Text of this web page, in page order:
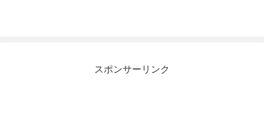
スポンサーリンク